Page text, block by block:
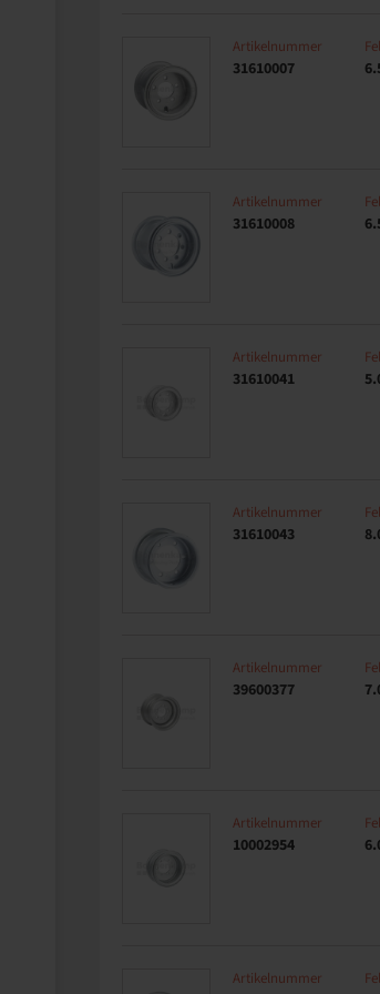
Artikelnummer
31610007
Artikelnummer
31610008
Artikelnummer
31610041
Artikelnummer
31610043
Artikelnummer
39600377
Artikelnummer
10002954
Artikelnummer